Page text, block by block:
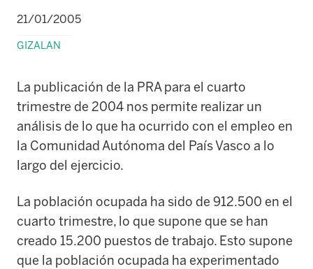
21/01/2005
GIZALAN
La publicación de la PRA para el cuarto
trimestre de 2004 nos permite realizar un
análisis de lo que ha ocurrido con el empleo en
la Comunidad Autónoma del País Vasco a lo
largo del ejercicio.
La población ocupada ha sido de 912.500 en el
cuarto trimestre, lo que supone que se han
creado 15.200 puestos de trabajo. Esto supone
que la población ocupada ha experimentado